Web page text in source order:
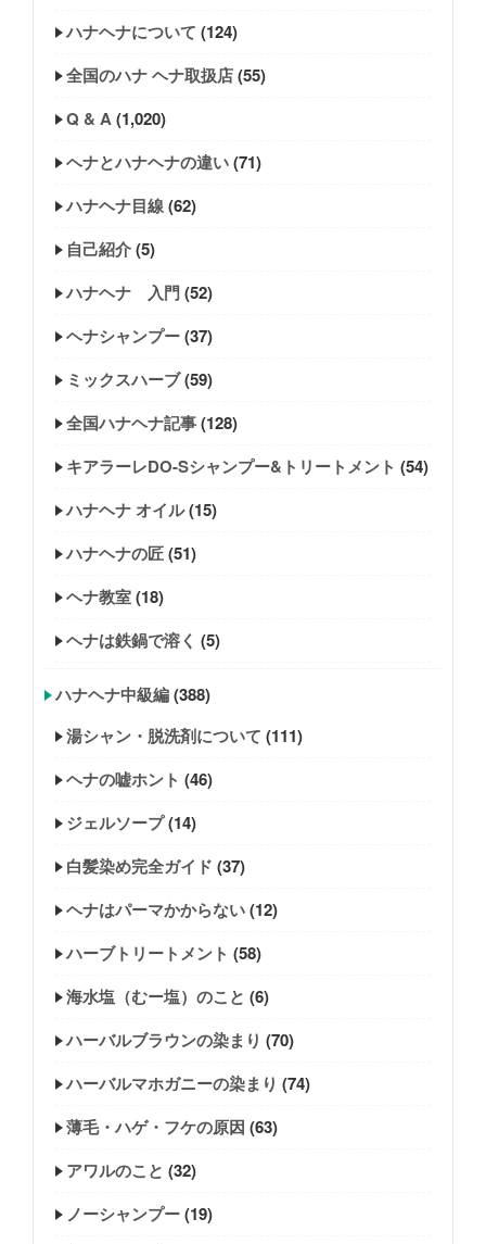
ハナヘナについて (124)
全国のハナ ヘナ取扱店(55)
Q & A(1,020)
ヘナとハナヘナの違い(71)
ハナヘナ目線(62)
自己紹介(5)
ハナヘナ 入門(52)
ヘナシャンプー(37)
ミックスハーブ(59)
全国ハナヘナ記事(128)
キアラーレDO-Sシャンプー&トリートメント (54)
ハナヘナ オイル(15)
ハナヘナの匠(51)
ヘナ教室(18)
ヘナは鉄鍋で溶く (5)
ハナヘナ中級編(388)
湯シャン・脱洗剤について (111)
ヘナの嘘ホント (46)
ジェルソープ(14)
白髪染め完全ガイド (37)
ヘナはパーマかからない(12)
ハーブトリートメント (58)
海水塩（むー塩）のこと (6)
ハーバルブラウンの染まり (70)
ハーバルマホガニーの染まり (74)
薄毛・ハゲ・フケの原因 (63)
アワルのこと (32)
ノーシャンプー(19)